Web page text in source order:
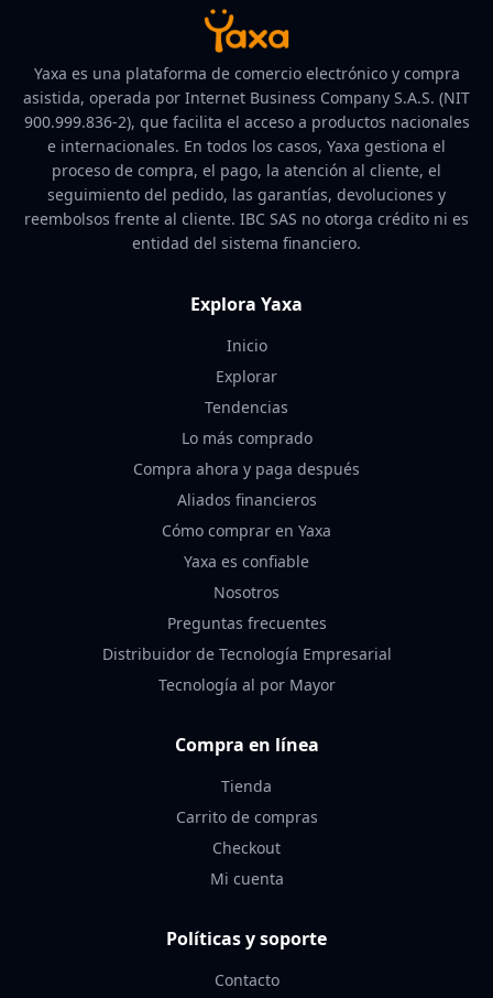
Yaxa es una plataforma de comercio electrónico y compra
asistida, operada por Internet Business Company S.A.S. (NIT
900.999.836-2), que facilita el acceso a productos nacionales
e internacionales. En todos los casos, Yaxa gestiona el
proceso de compra, el pago, la atención al cliente, el
seguimiento del pedido, las garantías, devoluciones y
reembolsos frente al cliente. IBC SAS no otorga crédito ni es
entidad del sistema financiero.
Explora Yaxa
Inicio
Explorar
Tendencias
Lo más comprado
Compra ahora y paga después
Aliados financieros
Cómo comprar en Yaxa
Yaxa es confiable
Nosotros
Preguntas frecuentes
Distribuidor de Tecnología Empresarial
Tecnología al por Mayor
Compra en línea
Tienda
Carrito de compras
Checkout
Mi cuenta
Políticas y soporte
Contacto